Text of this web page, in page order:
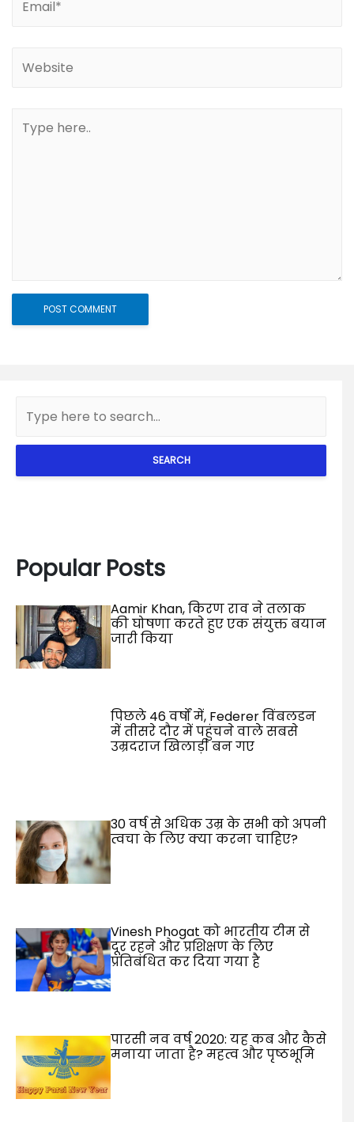
SEARCH
Popular Posts
Aamir Khan, किरण राव ने तलाक
की घोषणा करते हुए एक संयुक्त बयान
जारी किया
पिछले 46 वर्षों में, Federer विंबलडन
में तीसरे दौर में पहुंचने वाले सबसे
उम्रदराज खिलाड़ी बन गए
30 वर्ष से अधिक उम्र के सभी को अपनी
त्वचा के लिए क्या करना चाहिए?
Vinesh Phogat को भारतीय टीम से
दूर रहने और प्रशिक्षण के लिए
प्रतिबंधित कर दिया गया है
पारसी नव वर्ष 2020: यह कब और कैसे
मनाया जाता है? महत्व और पृष्ठभूमि